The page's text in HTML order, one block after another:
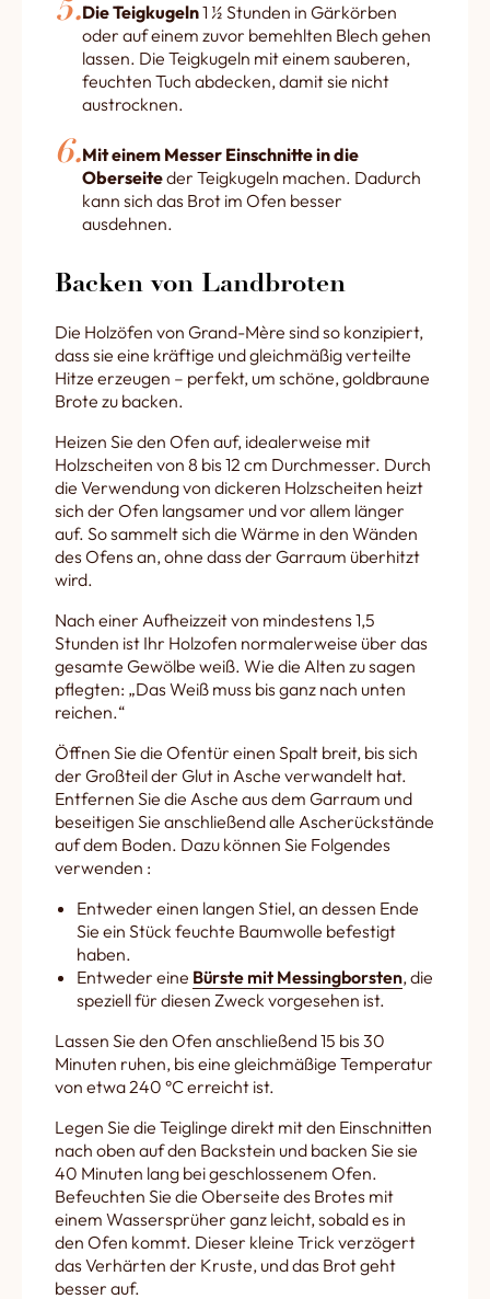
Die Teigkugeln1 ½ Stunden in Gärkörben
oder auf einem zuvor bemehlten Blech gehen
lassen. Die Teigkugeln mit einem sauberen,
feuchten Tuch abdecken, damit sie nicht
austrocknen.
Mit einem Messer Einschnitte in die
Oberseiteder Teigkugeln machen. Dadurch
kann sich das Brot im Ofen besser
ausdehnen.
Backen von Landbroten
Die Holzöfen von Grand-Mère sind so konzipiert,
dass sie eine kräftige und gleichmäßig verteilte
Hitze erzeugen – perfekt, um schöne, goldbraune
Brote zu backen.
Heizen Sie den Ofen auf, idealerweise mit
Holzscheiten von 8 bis 12 cm Durchmesser. Durch
die Verwendung von dickeren Holzscheiten heizt
sich der Ofen langsamer und vor allem länger
auf. So sammelt sich die Wärme in den Wänden
des Ofens an, ohne dass der Garraum überhitzt
wird.
Nach einer Aufheizzeit von mindestens 1,5
Stunden ist Ihr Holzofen normalerweise über das
gesamte Gewölbe weiß. Wie die Alten zu sagen
pflegten: „Das Weiß muss bis ganz nach unten
reichen.“
Öffnen Sie die Ofentür einen Spalt breit, bis sich
der Großteil der Glut in Asche verwandelt hat.
Entfernen Sie die Asche aus dem Garraum und
beseitigen Sie anschließend alle Ascherückstände
auf dem Boden. Dazu können Sie Folgendes
verwenden :
Entweder einen langen Stiel, an dessen Ende
Sie ein Stück feuchte Baumwolle befestigt
haben.
Entweder eine Bürste mit Messingborsten, die
speziell für diesen Zweck vorgesehen ist.
Lassen Sie den Ofen anschließend 15 bis 30
Minuten ruhen, bis eine gleichmäßige Temperatur
von etwa 240 °C erreicht ist.
Legen Sie die Teiglinge direkt mit den Einschnitten
nach oben auf den Backstein und backen Sie sie
40 Minuten lang bei geschlossenem Ofen.
Befeuchten Sie die Oberseite des Brotes mit
einem Wassersprüher ganz leicht, sobald es in
den Ofen kommt. Dieser kleine Trick verzögert
das Verhärten der Kruste, und das Brot geht
besser auf.